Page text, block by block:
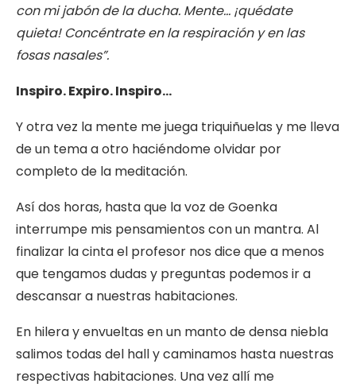
con mi jabón de la ducha. Mente… ¡quédate
quieta! Concéntrate en la respiración y en las
fosas nasales”.
Inspiro. Expiro. Inspiro…
Y otra vez la mente me juega triquiñuelas y me lleva
de un tema a otro haciéndome olvidar por
completo de la meditación.
Así dos horas, hasta que la voz de Goenka
interrumpe mis pensamientos con un mantra. Al
finalizar la cinta el profesor nos dice que a menos
que tengamos dudas y preguntas podemos ir a
descansar a nuestras habitaciones.
En hilera y envueltas en un manto de densa niebla
salimos todas del hall y caminamos hasta nuestras
respectivas habitaciones. Una vez allí me